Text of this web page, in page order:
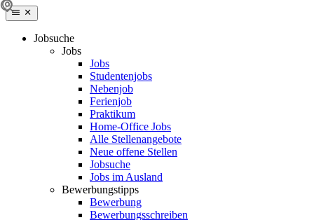
Jobsuche
Jobs
Jobs
Studentenjobs
Nebenjob
Ferienjob
Praktikum
Home-Office Jobs
Alle Stellenangebote
Neue offene Stellen
Jobsuche
Jobs im Ausland
Bewerbungstipps
Bewerbung
Bewerbungsschreiben